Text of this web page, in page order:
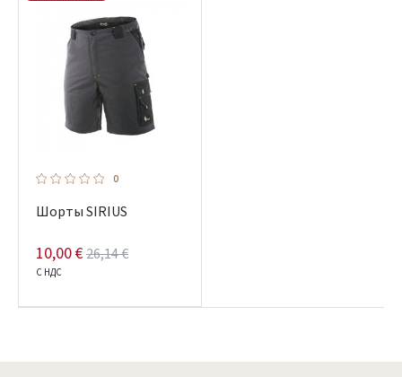
0
Шорты SIRIUS
10,00 €26,14 €
С НДС